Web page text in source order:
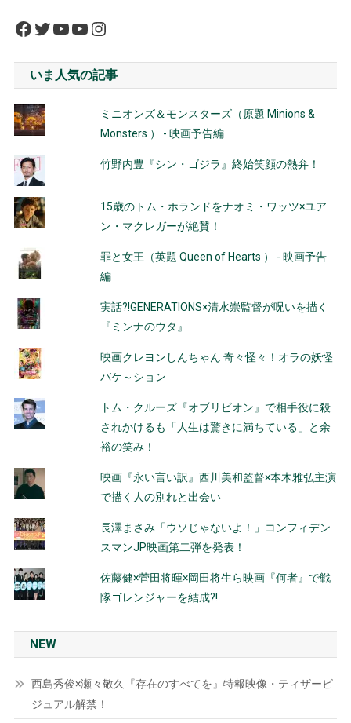
Facebook
Twitter
YouTube
YouTube
Instagram
いま人気の記事
ミニオンズ＆モンスターズ（原題 Minions &
Monsters ） - 映画予告編
竹野内豊『シン・ゴジラ』終始笑顔の熱弁！
15歳のトム・ホランドをナオミ・ワッツ×ユア
ン・マクレガーが絶賛！
罪と女王（英題 Queen of Hearts ） - 映画予告
編
実話?!GENERATIONS×清水崇監督が呪いを描く
『ミンナのウタ』
映画クレヨンしんちゃん 奇々怪々！オラの妖怪
バケ～ション
トム・クルーズ『オブリビオン』で相手役に殺
されかけるも「人生は驚きに満ちている」と余
裕の笑み！
映画『永い言い訳』西川美和監督×本木雅弘主演
で描く人の別れと出会い
長澤まさみ「ウソじゃないよ！」コンフィデン
スマンJP映画第二弾を発表！
佐藤健×菅田将暉×岡田将生ら映画『何者』で戦
隊ゴレンジャーを結成?!
NEW
西島秀俊×瀬々敬久『存在のすべてを』特報映像・ティザービ
ジュアル解禁！